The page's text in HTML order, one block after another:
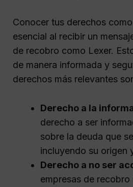
Conocer tus derechos
esencial al recibir un
de recobro como Lexer.
de manera informada y
derechos más relevantes
Derecho a la
derecho a ser
sobre la deuda que
incluyendo su origen
Derecho a no ser
empresas de